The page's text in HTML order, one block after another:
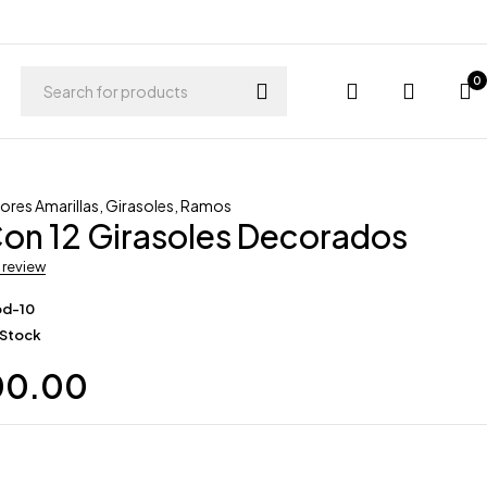
0
Amarillas ,Girasoles ,Ramos
12 Girasoles Decorados
review
10